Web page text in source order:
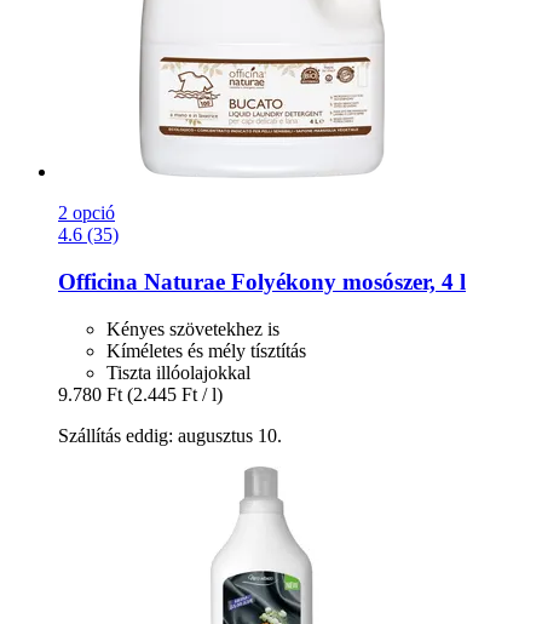
2 opció
4.6 (35)
Officina Naturae Folyékony mosószer, 4 l
Kényes szövetekhez is
Kíméletes és mély tísztítás
Tiszta illóolajokkal
9.780 Ft (2.445 Ft / l)
Szállítás eddig: augusztus 10.